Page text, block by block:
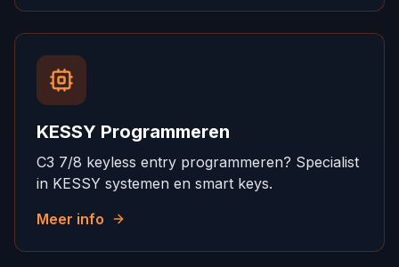
KESSY Programmeren
C3 7/8 keyless entry programmeren? Specialist
in KESSY systemen en smart keys.
Meer info